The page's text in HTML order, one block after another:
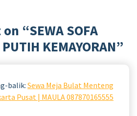
“SEWA SOFA
KEMAYORAN”
balik: Sewa Meja Bulat Menteng
Pusat | MAULA 087870165555